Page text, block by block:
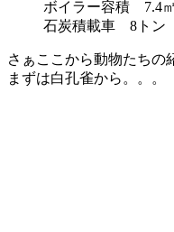
ボイラー容積 7.4
石炭積載車 8トン
さぁここから動物たちの
まずは白孔雀から。。。